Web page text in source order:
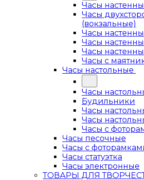
Часы
Часы
(вокзальные)
Часы
Часы
Часы
Часы с
Часы настольные
Часы
Будильники
Часы
Часы
Часы с
Часы песочные
Часы с
Часы статуэтка
Часы электронные
ТОВАРЫ ДЛЯ